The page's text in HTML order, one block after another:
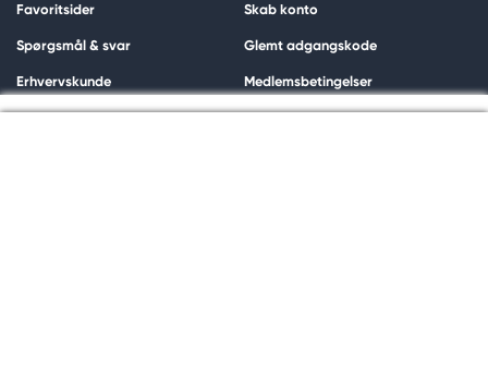
Favoritsider
Spørgsmål & svar
Erhvervskunde
Persondatapolitik
Skab konto
Glemt adgangskode
Medlemsbetingelser
Medlemsfordele